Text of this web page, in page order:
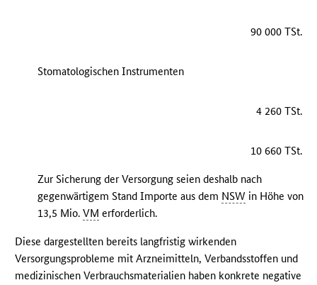
90 000 TSt.
Stomatologischen Instrumenten
4 260 TSt.
10 660 TSt.
Zur Sicherung der Versorgung seien deshalb nach
gegenwärtigem Stand Importe aus dem NSW in Höhe von
13,5 Mio.VM erforderlich.
Diese dargestellten bereits langfristig wirkenden
Versorgungsprobleme mit Arzneimitteln, Verbandsstoffen und
medizinischen Verbrauchsmaterialien haben konkrete negative